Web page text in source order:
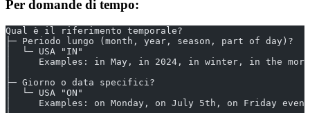
Per domande di tempo:
Qual è il riferimento temporale?
├─ Periodo lungo (month, year, season, part of day)?
│  └─ USA "IN"
│     Examples: in May, in 2024, in winter, in the
├─ Giorno o data specifici?
│  └─ USA "ON"
│     Examples: on Monday, on July 5th, on Friday